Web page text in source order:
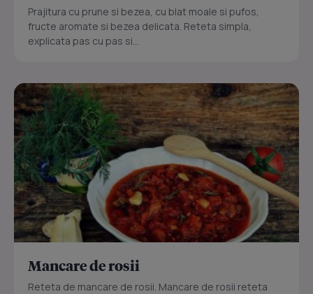
Prajitura cu prune si bezea, cu blat moale si pufos,
fructe aromate si bezea delicata. Reteta simpla,
explicata pas cu pas si...
Mancare de rosii
Reteta de mancare de rosii. Mancare de rosii reteta